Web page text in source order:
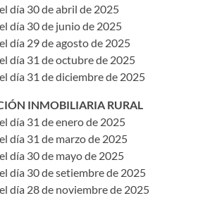
día 30 de abril de 2025
día 30 de junio de 2025
día 29 de agosto de 2025
día 31 de octubre de 2025
día 31 de diciembre de 2025
INMOBILIARIA RURAL
día 31 de enero de 2025
día 31 de marzo de 2025
día 30 de mayo de 2025
día 30 de setiembre de 2025
día 28 de noviembre de 2025